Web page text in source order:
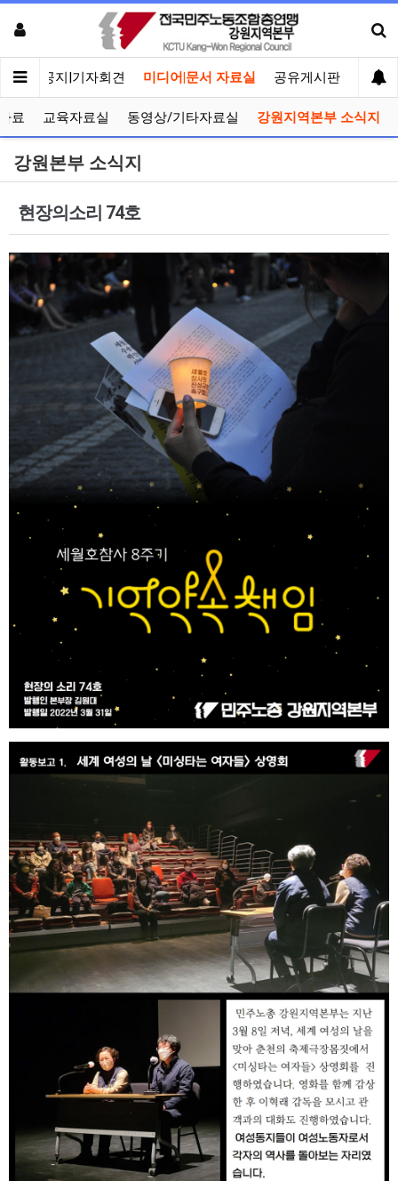
인 공지|기자회견 미디어|문서 자료실 공유게시판 선거
료 교육자료실 동영상/기타자료실 강원지역본부 소식지
강원본부 소식지
현장의소리 74호